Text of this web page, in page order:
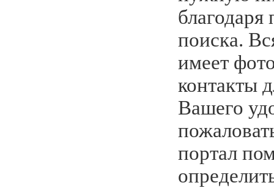
благодаря
поиска.
имеет
контакты
Вашего
портал